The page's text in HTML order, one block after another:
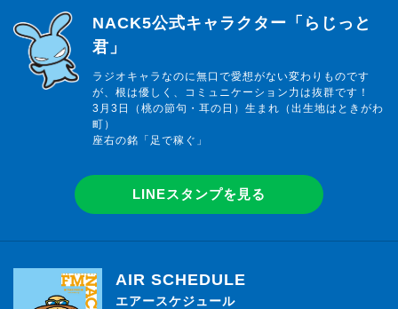
らじっと君
NACK5公式キャラクター「らじっと
君」
ラジオキャラなのに無口で愛想がない変わりものです
が、根は優しく、コミュニケーション力は抜群です！
3月3日（桃の節句・耳の日）生まれ（出生地はときがわ
町）
座右の銘「足で稼ぐ」
LINEスタンプを見る
AIR SCHEDULE
エアースケジュール